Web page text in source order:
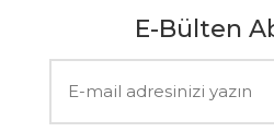
E-Bülten